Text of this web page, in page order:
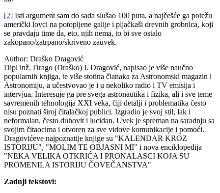
[2] Isti argument sam do sada slušao 100 puta, a najčešće ga potežu
američki lovci na potopljene galije i pljačkaši drevnih grobnica, koji
se pravdaju time da, eto, njih nema, to bi sve ostalo
zakopano/zatrpano/skriveno zauvek.
Author: Draško Dragović
Dipl inž. Drago (Draško) I. Dragović, napisao je više naučno
popularnih knjiga, te više stotina članaka za Astronomski magazin i
Astronomiju, a učestvovao je i u nekoliko radio i TV emisija i
intervjua. Interesuje ga pre svega astronautika i fizika, ali i sve teme
savremenih tehnologija XXI veka, čiji detalji i problematika često
nisu poznati široj čitalačkoj publici. Izgradio je svoj stil, lak i
neformalan, često duhovit i lucidan. Uvek je spreman na saradnju sa
svojim čitaocima i otvoren za sve vidove komunikacije i pomoći.
Dragovićeve najpoznatije knjige su "KALENDAR KROZ
ISTORIJU", "MOLIM TE OBJASNI MI" i nova enciklopedija
"NEKA VELIKA OTKRIĆA I PRONALASCI KOJA SU
PROMENILA ISTORIJU ČOVEČANSTVA"
Zadnji tekstovi: